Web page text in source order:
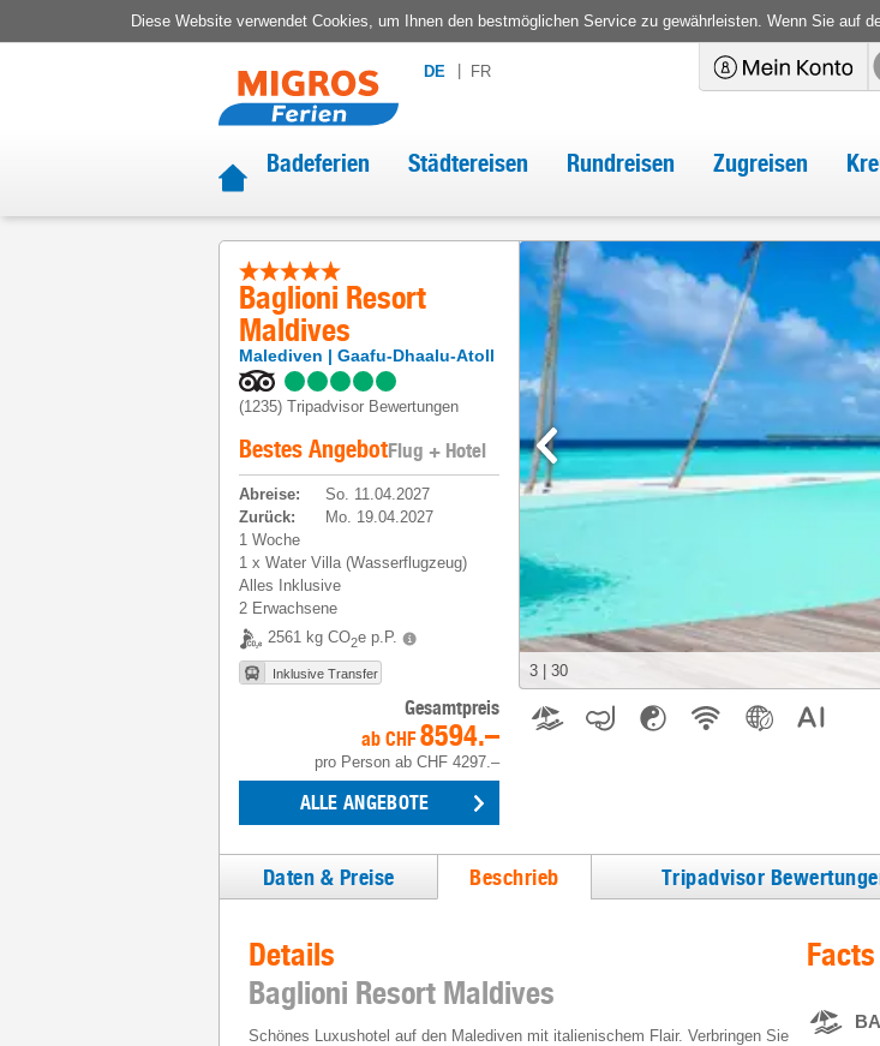
Diese Website verwendet Cookies, um Ihnen den bestmöglichen Service zu gewährleisten. Wenn Sie auf
DE FR
Badeferien Städtereisen Rundreisen Zugreisen
Baglioni Resort
Maldives
Malediven Gaafu-Dhaalu-Atoll
(1235) Tripadvisor Bewertungen
Bestes AngebotFlug + Hotel
Abreise:
So. 11.04.2027
Zurück:
Mo. 19.04.2027
1 Woche
1 x Water Villa (Wasserflugzeug)
Alles Inklusive
2 Erwachsene
2561 kg CO2e p.P.
Inklusive Transfer
Gesamtpreis
ab CHF 8594.–
pro Person ab CHF 4297.–
ALLE ANGEBOTE
3 30
Daten & Preise Beschrieb Tripadvisor
Details
Baglioni Resort Maldives
Schönes Luxushotel auf den Malediven mit italienischem Flair. Verbringen Sie
Facts